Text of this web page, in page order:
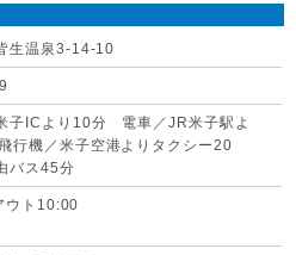
生温泉3-14-10
子ICより10分 電車／JR米子駅よ
行機／米子空港よりタクシー20
バス45分
ウト10:00